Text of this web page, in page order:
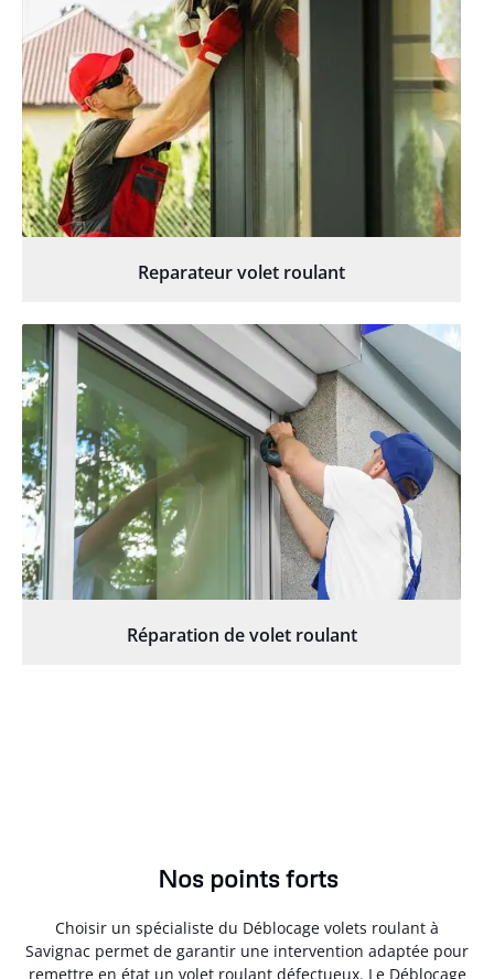
Reparateur volet roulant
Réparation de volet roulant
Nos points forts
Choisir un spécialiste du Déblocage volets roulant à
Savignac permet de garantir une intervention adaptée pour
remettre en état un volet roulant défectueux. Le Déblocage